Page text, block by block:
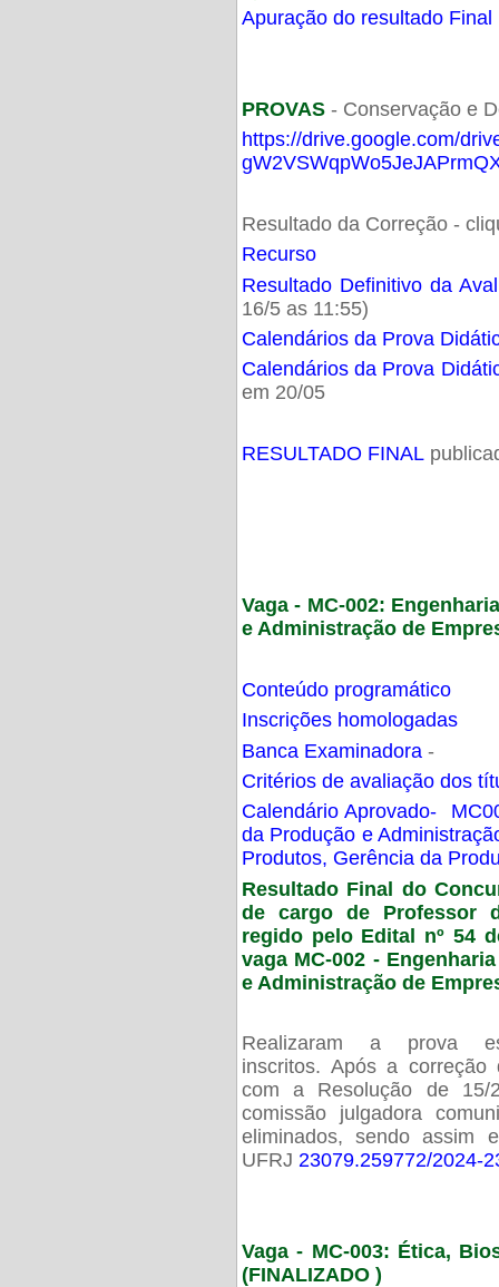
Apuração do resultado Final
PROVAS- Conservação e
https://drive.google.com/
Resultado da Correção -
Recurso
Resultado Definitivo da
16/5 as 11:55)
Calendários da Prova
Calendários da Prova
em 20/05
RESULTADO FINAL
Vaga - MC-002:
e Administração de
Conteúdo programático
Inscrições homologadas
Banca Examinadora -
Critérios de avaliação dos
Calendário Aprovado-
da Produção e
Produtos, Gerência da
Resultado Final do
de cargo de Professor
regido pelo Edital nº 54
vaga MC-002 -
e Administração de
Realizaram a prova
inscritos. Após a
com a Resolução de 15/
comissão julgadora
eliminados, sendo assim
UFRJ 23079.259772/2024-
Vaga - MC-003: Ética,
(FINALIZADO )